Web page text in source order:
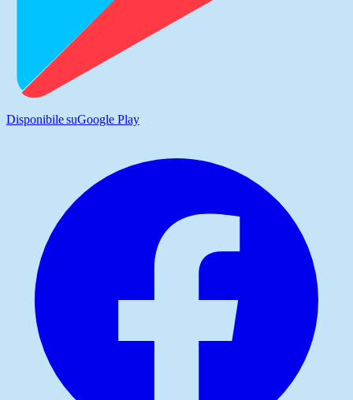
Disponibile suGoogle Play